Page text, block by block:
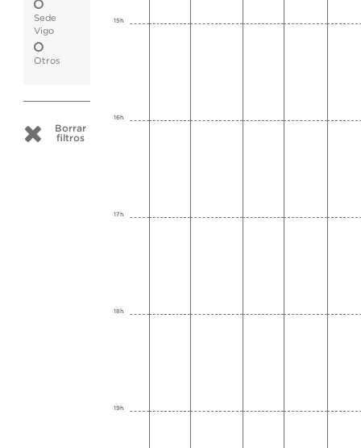
Sede
Vigo
Otros
Borrar
filtros
15h
16h
17h
18h
19h